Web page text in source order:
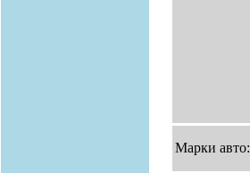
Марки авто: